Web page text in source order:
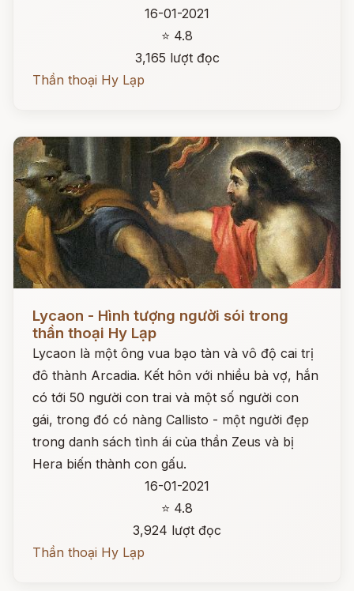
16-01-2021
⭐ 4.8
3,165 lượt đọc
Thần thoại Hy Lạp
Lycaon - Hình tượng người sói trong
thần thoại Hy Lạp
Lycaon là một ông vua bạo tàn và vô độ cai trị
đô thành Arcadia. Kết hôn với nhiều bà vợ, hắn
có tới 50 người con trai và một số người con
gái, trong đó có nàng Callisto - một người đẹp
trong danh sách tình ái của thần Zeus và bị
Hera biến thành con gấu.
16-01-2021
⭐ 4.8
3,924 lượt đọc
Thần thoại Hy Lạp